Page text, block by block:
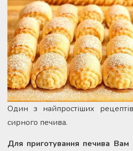
Один з найпростіших
сирного печива.
Для приготування печива Вам